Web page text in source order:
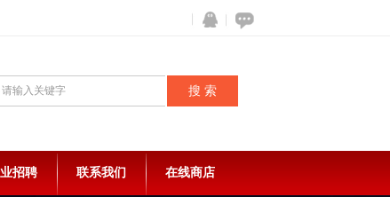
招聘 联系我们 在线商店